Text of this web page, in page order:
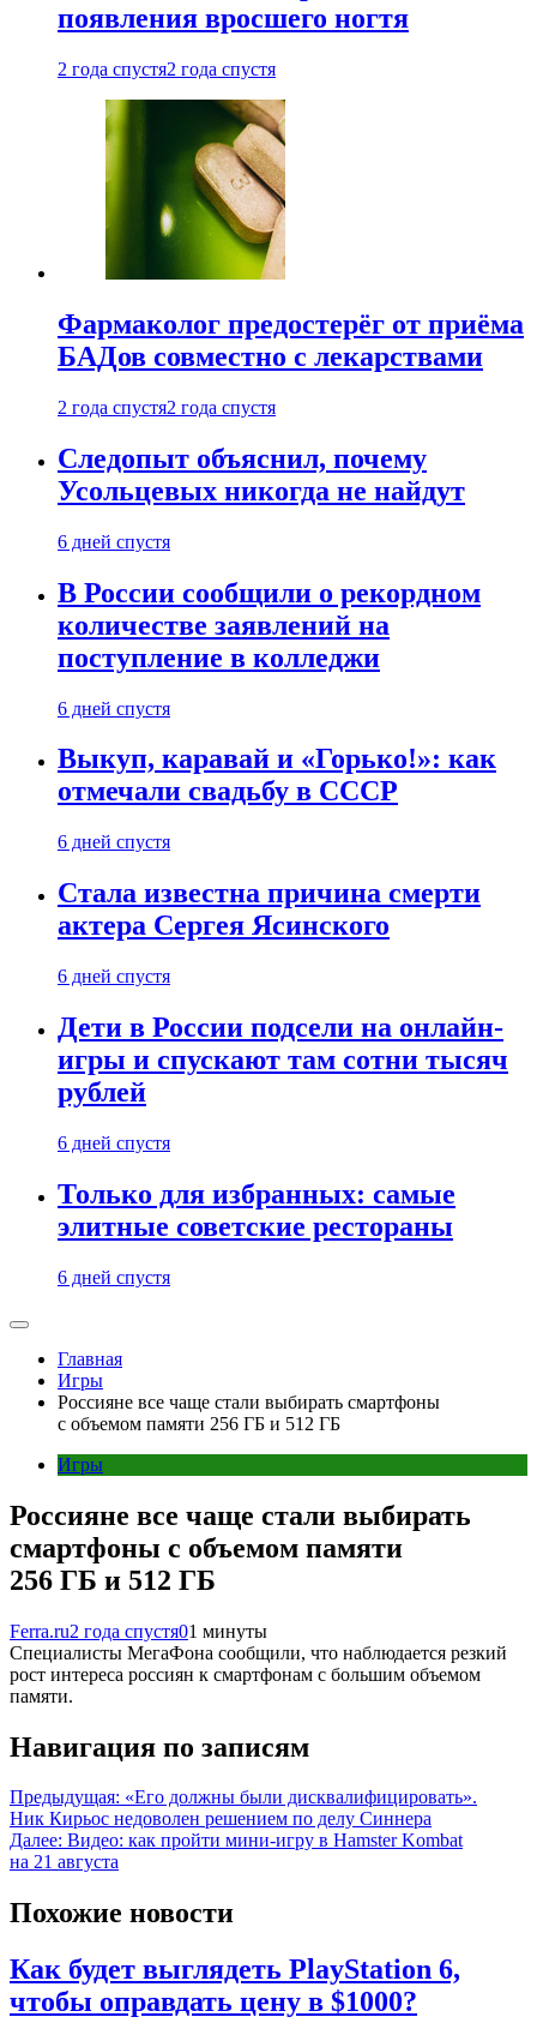
появления вросшего ногтя
2 года спустя2 года спустя
Фармаколог предостерёг от приёма
БАДов совместно с лекарствами
2 года спустя2 года спустя
Следопыт объяснил, почему
Усольцевых никогда не найдут
6 дней спустя
В России сообщили о рекордном
количестве заявлений на
поступление в колледжи
6 дней спустя
Выкуп, каравай и «Горько!»: как
отмечали свадьбу в СССР
6 дней спустя
Стала известна причина смерти
актера Сергея Ясинского
6 дней спустя
Дети в России подсели на онлайн-
игры и спускают там сотни тысяч
рублей
6 дней спустя
Только для избранных: самые
элитные советские рестораны
6 дней спустя
Главная
Игры
Россияне все чаще стали выбирать смартфоны
с объемом памяти 256 ГБ и 512 ГБ
Игры
Россияне все чаще стали выбирать
смартфоны с объемом памяти
256 ГБ и 512 ГБ
Ferra.ru2 года спустя01 минуты
Специалисты МегаФона сообщили, что наблюдается резкий
рост интереса россиян к смартфонам с большим объемом
памяти.
Навигация по записям
Предыдущая: «Его должны были дисквалифицировать».
Ник Кирьос недоволен решением по делу Синнера
Далее: Видео: как пройти мини-игру в Hamster Kombat
на 21 августа
Похожие новости
Как будет выглядеть PlayStation 6,
чтобы оправдать цену в $1000?